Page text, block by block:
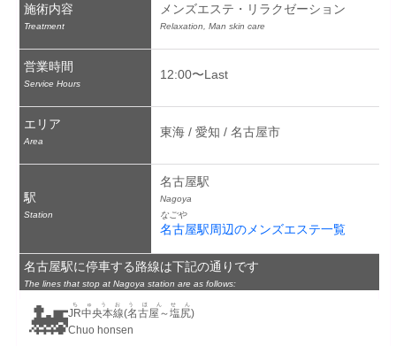
施術内容
Treatment
メンズエステ・リラクゼーション
Relaxation, Man skin care
営業時間
Service Hours
12:00〜Last
エリア
Area
東海 / 愛知 / 名古屋市
駅
Station
名古屋駅
Nagoya
なごや
名古屋駅周辺のメンズエステ一覧
名古屋駅に停車する路線は下記の通りです
The lines that stop at Nagoya station are as follows:
🚂JR中央本線(名古屋～塩尻)
ちゅうおうほんせん
Chuo honsen